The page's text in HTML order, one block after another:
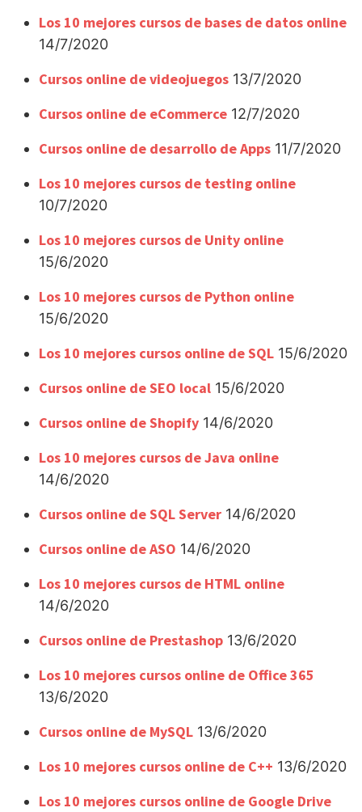
Los 10 mejores cursos de bases de datos online
14/7/2020
Cursos online de videojuegos 13/7/2020
Cursos online de eCommerce 12/7/2020
Cursos online de desarrollo de Apps 11/7/2020
Los 10 mejores cursos de testing online
10/7/2020
Los 10 mejores cursos de Unity online
15/6/2020
Los 10 mejores cursos de Python online
15/6/2020
Los 10 mejores cursos online de SQL 15/6/2020
Cursos online de SEO local 15/6/2020
Cursos online de Shopify 14/6/2020
Los 10 mejores cursos de Java online
14/6/2020
Cursos online de SQL Server 14/6/2020
Cursos online de ASO 14/6/2020
Los 10 mejores cursos de HTML online
14/6/2020
Cursos online de Prestashop 13/6/2020
Los 10 mejores cursos online de Office 365
13/6/2020
Cursos online de MySQL 13/6/2020
Los 10 mejores cursos online de C++ 13/6/2020
Los 10 mejores cursos online de Google Drive